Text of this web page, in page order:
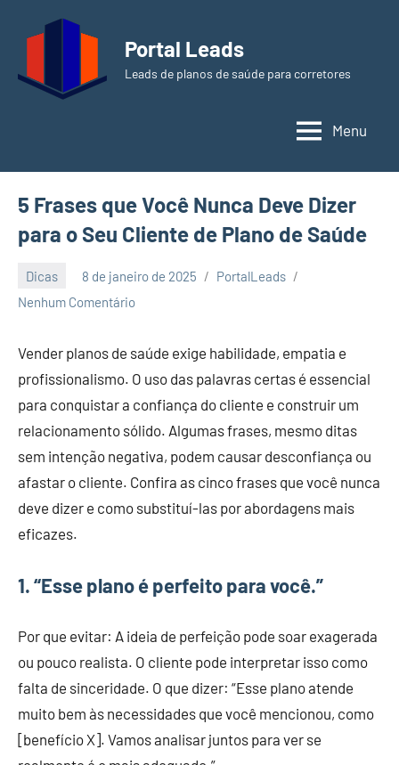
conteúdo
Portal Leads
Leads de planos de saúde para corretores
Menu
5 Frases que Você Nunca Deve Dizer
para o Seu Cliente de Plano de Saúde
Dicas 8 de janeiro de 2025
PortalLeads
Nenhum Comentário
Vender planos de saúde exige habilidade, empatia e
profissionalismo. O uso das palavras certas é essencial
para conquistar a confiança do cliente e construir um
relacionamento sólido. Algumas frases, mesmo ditas
sem intenção negativa, podem causar desconfiança ou
afastar o cliente. Confira as cinco frases que você nunca
deve dizer e como substituí-las por abordagens mais
eficazes.
1.“Esse plano é perfeito para você.”
Por que evitar: A ideia de perfeição pode soar exagerada
ou pouco realista. O cliente pode interpretar isso como
falta de sinceridade. O que dizer: “Esse plano atende
muito bem às necessidades que você mencionou, como
[benefício X]. Vamos analisar juntos para ver se